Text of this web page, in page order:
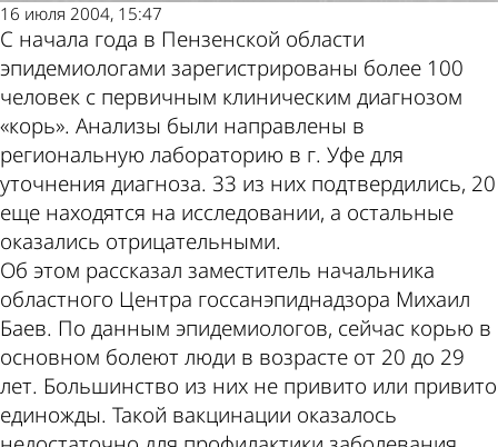
16 июля 2004, 15:47
С начала года в Пензенской области
эпидемиологами зарегистрированы более 100
человек с первичным клиническим диагнозом
«корь». Анализы были направлены в
региональную лабораторию в г. Уфе для
уточнения диагноза. 33 из них подтвердились, 20
еще находятся на исследовании, а остальные
оказались отрицательными.
Об этом рассказал заместитель начальника
областного Центра госсанэпиднадзора Михаил
Баев. По данным эпидемиологов, сейчас корью в
основном болеют люди в возрасте от 20 до 29
лет. Большинство из них не привито или привито
единожды. Такой вакцинации оказалось